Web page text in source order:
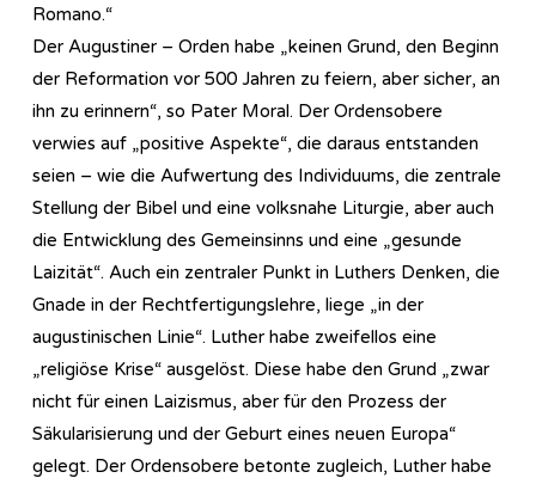
Romano.“
Der Augustiner – Orden habe „keinen Grund, den Beginn
der Reformation vor 500 Jahren zu feiern, aber sicher, an
ihn zu erinnern“, so Pater Moral. Der Ordensobere
verwies auf „positive Aspekte“, die daraus entstanden
seien – wie die Aufwertung des Individuums, die zentrale
Stellung der Bibel und eine volksnahe Liturgie, aber auch
die Entwicklung des Gemeinsinns und eine „gesunde
Laizität“. Auch ein zentraler Punkt in Luthers Denken, die
Gnade in der Rechtfertigungslehre, liege „in der
augustinischen Linie“. Luther habe zweifellos eine
„religiöse Krise“ ausgelöst. Diese habe den Grund „zwar
nicht für einen Laizismus, aber für den Prozess der
Säkularisierung und der Geburt eines neuen Europa“
gelegt. Der Ordensobere betonte zugleich, Luther habe